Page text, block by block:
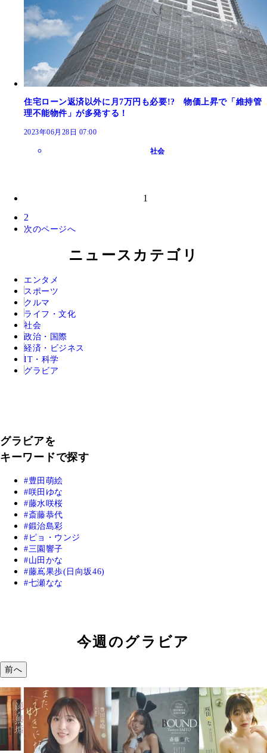
住宅ローン返済以外に月7万円も必要!? 物価上昇で「維持管
理不能物件」が多発する！
2023年06月28日 07:00
社会
1
2
次のページへ
ニュースカテゴリ
エンタメ
スポーツ
クルマ
ライフ・文化
社会
政治・国際
経済・ビジネス
IT・科学
グラビア
グラビアを
キーワードで探す
豊田萌絵
咲田ゆな
藤水咲桜
斎藤恭代
鍛治島彩
ピョ・ウンジ
三園響子
山田かな
藤嶌果歩(日向坂46)
七瀬なな
今週のグラビア
前へ